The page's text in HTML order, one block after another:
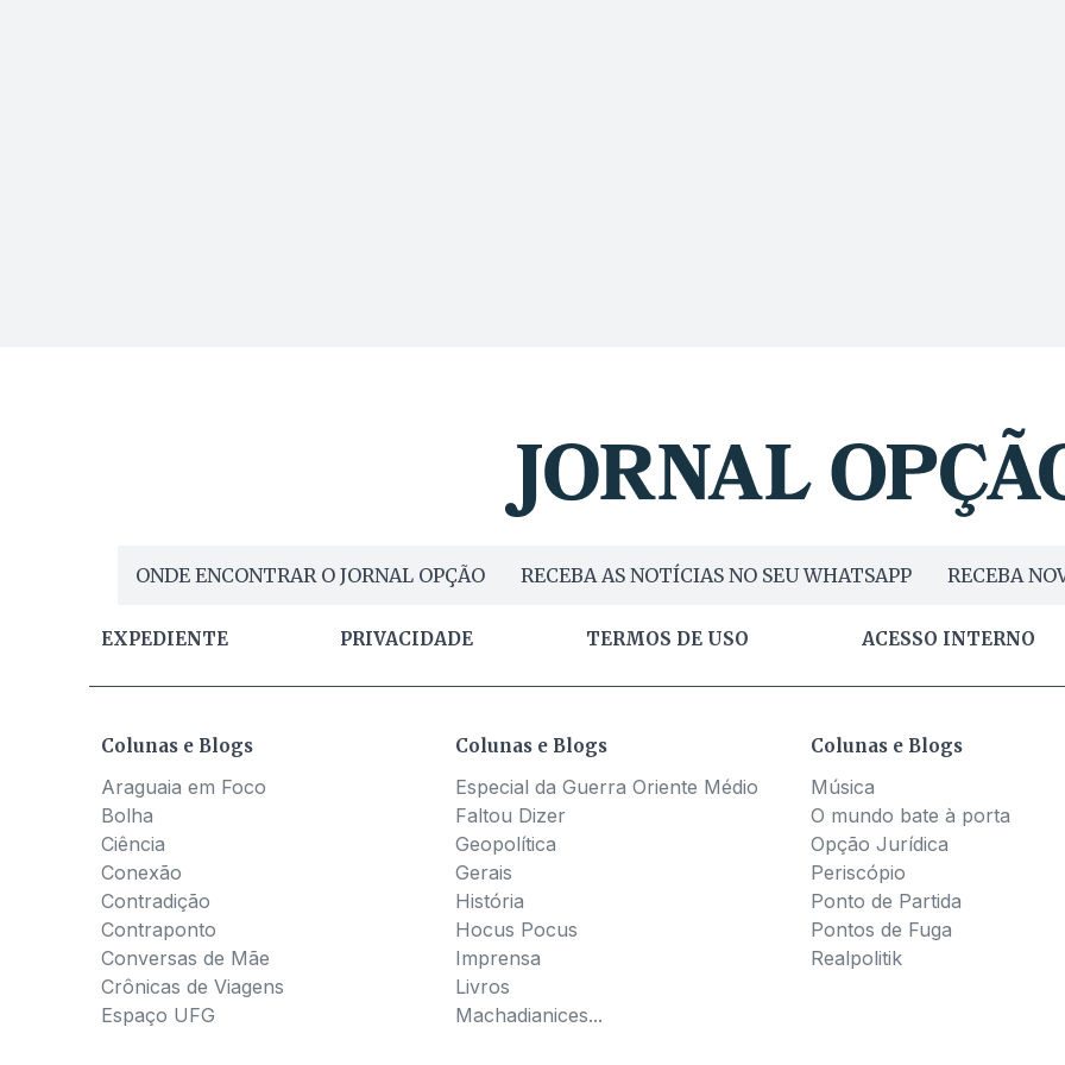
ONDE ENCONTRAR O JORNAL OPÇÃO RECEBA AS NOTÍCIAS NO SEU WHATSAPP RECEBA
EXPEDIENTE PRIVACIDADE TERMOS DE USO ACESSO INTERNO
Colunas e Blogs
Araguaia em Foco
Bolha
Ciência
Conexão
Contradição
Contraponto
Conversas de Mãe
Crônicas de Viagens
Espaço UFG
Colunas e Blogs
Especial da Guerra Oriente Médio
Faltou Dizer
Geopolítica
Gerais
História
Hocus Pocus
Imprensa
Livros
Machadianices...
Colunas e Blogs
Música
O mundo bate à porta
Opção Jurídica
Periscópio
Ponto de Partida
Pontos de Fuga
Realpolitik